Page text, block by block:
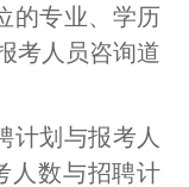
的专业、学历
考人员咨询道
计划与报考人
人数与招聘计